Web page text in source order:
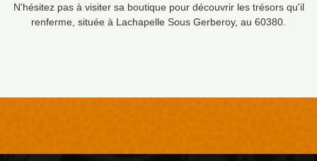
N'hésitez pas à visiter sa boutique pour découvrir les trésors qu'il
renferme, située à Lachapelle Sous Gerberoy, au 60380.